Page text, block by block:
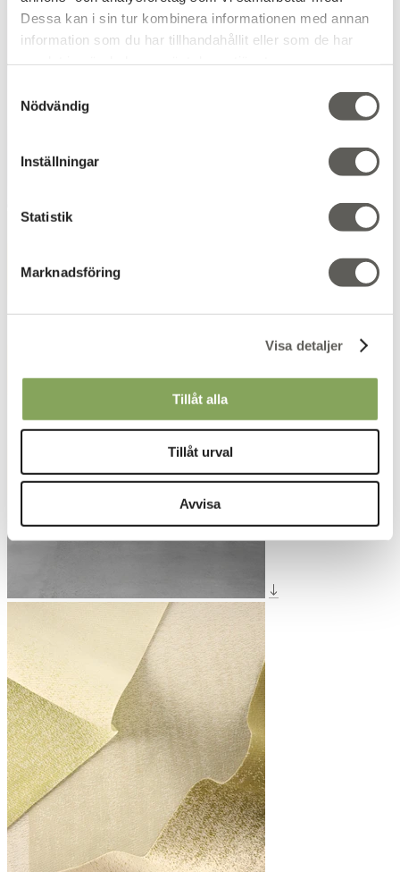
Dessa kan i sin tur kombinera informationen med annan
information som du har tillhandahållit eller som de har
Nödvändig
Inställningar
Statistik
Marknadsföring
Visa detaljer
Tillåt alla
Tillåt urval
Avvisa